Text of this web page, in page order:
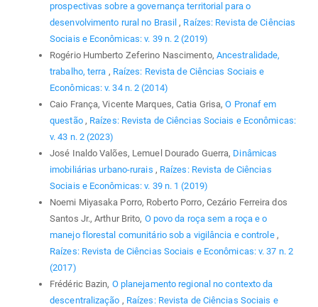
prospectivas sobre a governança territorial para o
desenvolvimento rural no Brasil, Raízes: Revista de Ciências
Sociais e Econômicas: v. 39 n. 2 (2019)
Rogério Humberto Zeferino Nascimento, Ancestralidade,
trabalho, terra , Raízes: Revista de Ciências Sociais e
Econômicas: v. 34 n. 2 (2014)
Caio França, Vicente Marques, Catia Grisa,O Pronaf em
questão , Raízes: Revista de Ciências Sociais e Econômicas:
v. 43 n. 2 (2023)
José Inaldo Valões, Lemuel Dourado Guerra, Dinâmicas
imobiliárias urbano-rurais , Raízes: Revista de Ciências
Sociais e Econômicas: v. 39 n. 1 (2019)
Noemi Miyasaka Porro, Roberto Porro, Cezário Ferreira dos
Santos Jr., Arthur Brito, O povo da roça sem a roça e o
manejo florestal comunitário sob a vigilância e controle ,
Raízes: Revista de Ciências Sociais e Econômicas: v. 37 n. 2
(2017)
Frédéric Bazin, O planejamento regional no contexto da
descentralização , Raízes: Revista de Ciências Sociais e